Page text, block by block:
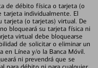
de débito física o tarjeta (o
tarjeta individualmente. El
tarjeta (o tarjetas) virtual. De
bloqueará su tarjeta física ni
virtual debe bloquearse
de solicitar o eliminar un
en Línea y/o la Banca Móvil.
ni prevendrá que se